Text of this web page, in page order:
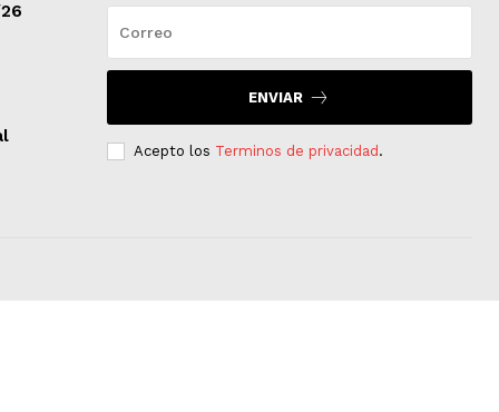
ENVIAR
Acepto los Terminos de privacidad .